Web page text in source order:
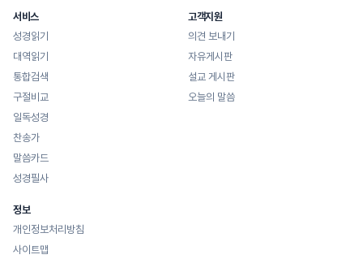
서비스
성경읽기
대역읽기
통합검색
구절비교
일독성경
찬송가
말씀카드
성경필사
고객지원
의견 보내기
자유게시판
설교 게시판
오늘의 말씀
정보
개인정보처리방침
사이트맵